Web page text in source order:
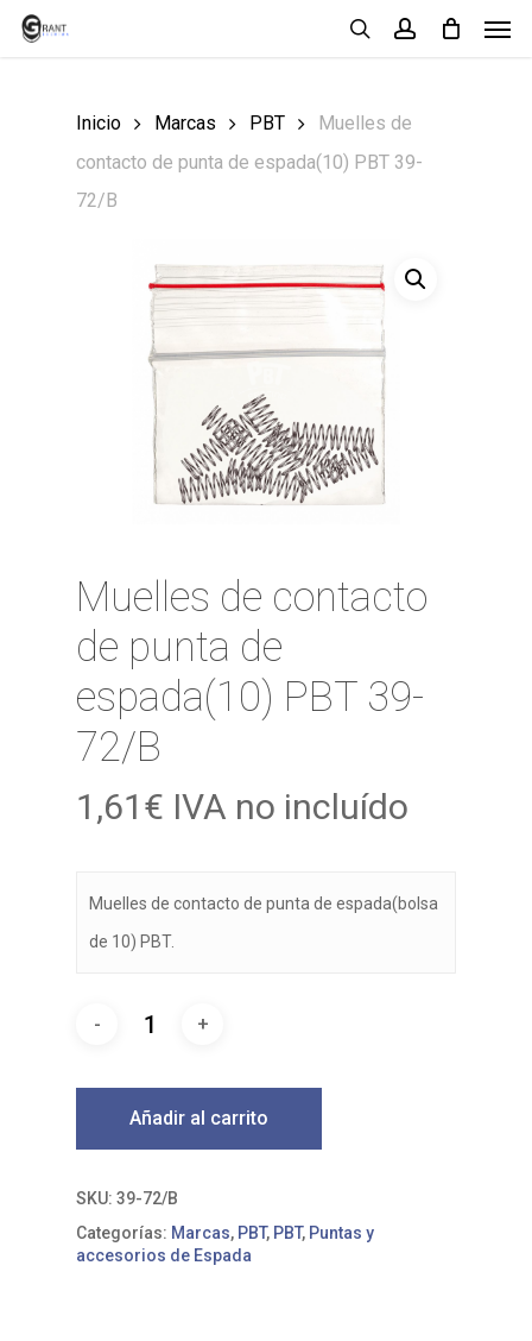
Skip
Inicio Marcas PBT
Muelles de
contacto de punta de espada(10) PBT 39-
72/B
Muelles de contacto
de punta de
espada(10) PBT 39-
72/B
1,61 € IVA no incluído
Muelles de contacto de punta de espada(bolsa
de 10) PBT.
Añadir al carrito
SKU: 39-72/B
Categorías: Marcas, PBT, PBT, Puntas y
accesorios de Espada